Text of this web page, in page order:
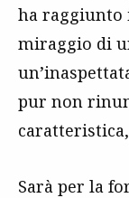
ha raggiunto
miraggio di
pur non
Sarà per la